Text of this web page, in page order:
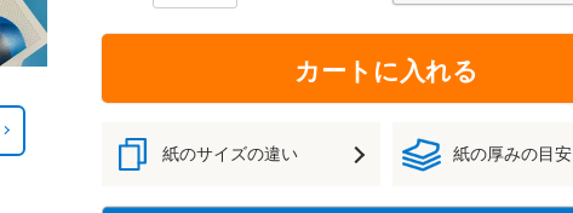
カートに入れる
紙のサイズの違い 紙の厚みの目安